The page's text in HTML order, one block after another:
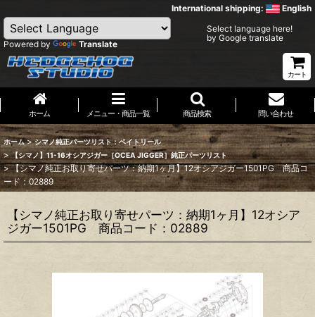
International shipping: English
Powered by Translate
Select language here!
by Google translate
カート
ホーム メニュー・商品一覧 商品検索 問い合わせ
ホーム > シマノ純正パーツリスト：ベイトリール
> 【シマノ】11-16オシアジガー［OCEA JIGGER］純正パーツリスト
> 【シマノ純正お取り寄せパーツ：納期1ヶ月】12オシアジガー1501PG 商品コ
ード：02889
【シマノ純正お取り寄せパーツ：納期1ヶ月】12オシア
ジガー1501PG 商品コード：02889